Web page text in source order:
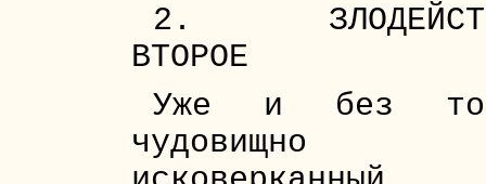
2.
ВТОРОЕ
Уже и без
чудовищно